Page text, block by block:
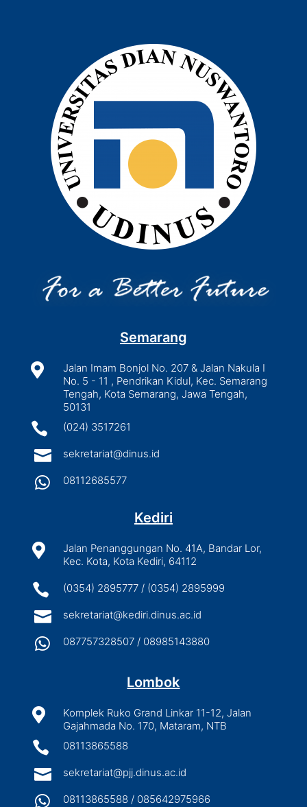
Semarang

Jalan Imam Bonjol No. 207 & Jalan Nakula I
No. 5 - 11 , Pendrikan Kidul, Kec. Semarang
Tengah, Kota Semarang, Jawa Tengah,
50131
 (024) 3517261
 sekretariat@dinus.id
 08112685577
Kediri

Jalan Penanggungan No. 41A, Bandar Lor,
Kec. Kota, Kota Kediri, 64112
 (0354) 2895777 / (0354) 2895999
 sekretariat@kediri.dinus.ac.id
 087757328507 / 08985143880
Lombok

Komplek Ruko Grand Linkar 11-12, Jalan
Gajahmada No. 170, Mataram, NTB
 08113865588
 sekretariat@pjj.dinus.ac.id
 08113865588 / 085642975966